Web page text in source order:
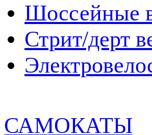
Шоссейные
Стрит/дерт
САМОКАТЫ